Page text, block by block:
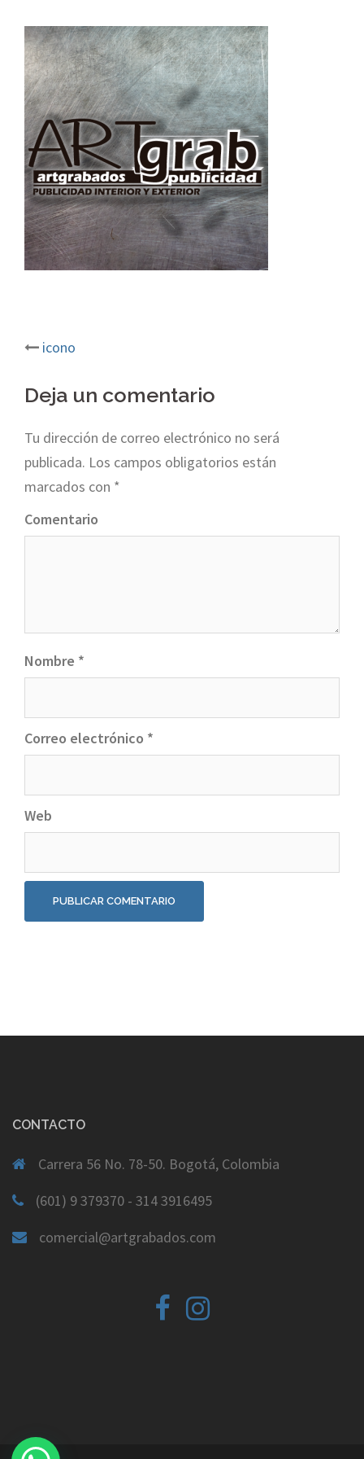
Post
navigation
icono
Deja un comentario
Tu dirección de correo electrónico no será
publicada. Los campos obligatorios están
marcados con *
Comentario
Nombre *
Correo electrónico *
Web
CONTACTO
Carrera 56 No. 78-50. Bogotá, Colombia
(601) 9 379370 - 314 3916495
comercial@artgrabados.com
Yelp
Facebook